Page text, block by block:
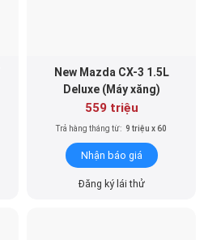
New Mazda CX-3 1.5L
Deluxe (Máy xăng)
559 triệu
Trả hàng tháng từ: 9 triệu x 60
Nhận báo giá
Đăng ký lái thử